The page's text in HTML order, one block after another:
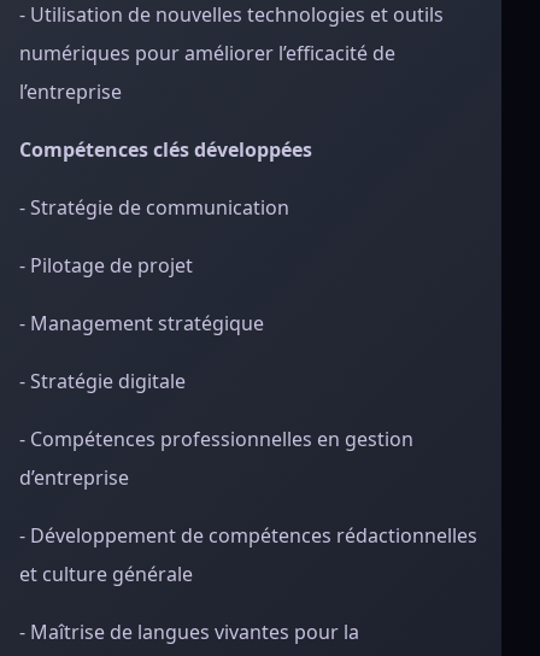
- Utilisation de nouvelles technologies et outils
numériques pour améliorer l’efficacité de
l’entreprise
Compétences clés développées
- Stratégie de communication
- Pilotage de projet
- Management stratégique
- Stratégie digitale
- Compétences professionnelles en gestion
d’entreprise
- Développement de compétences rédactionnelles
et culture générale
- Maîtrise de langues vivantes pour la